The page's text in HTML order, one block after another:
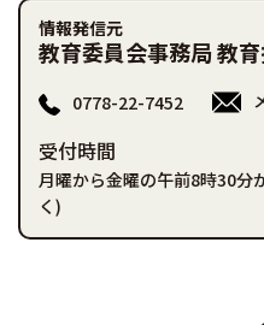
情報発信元
教育委員会事務局 教
0778-22-7452
受付時間
月曜から金曜の午前8時30分
く)